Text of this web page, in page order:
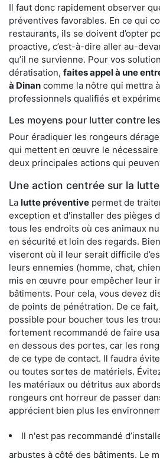
Il faut donc rapidement observer
préventives favorables. En ce qui
restaurants, ils se doivent d’opter
proactive, c’est-à-dire aller au-
qu’il ne survienne. Pour vos
dératisation, faites appel à une
à Dinan comme la nôtre qui mettra
professionnels qualifiés et
Les moyens pour lutter contre
Pour éradiquer les rongeurs
qui mettent en œuvre le nécessaire
deux principales actions qui
Une action centrée sur la
La lutte préventive permet de
exception et d'installer des pièges
tous les endroits où ces animaux
en sécurité et loin des regards.
viseront où il leur serait difficile
leurs ennemies (homme, chat,
mis en œuvre pour empêcher leur
bâtiments. Pour cela, vous devez
de points de pénétration. De ce
possible pour boucher tous les
fortement recommandé de faire
en dessous des portes, car les
de ce type de contact. Il faudra
ou toutes sortes de matériels.
les matériaux ou détritus aux
rongeurs ont horreur de passer
apprécient bien plus les
Il n'est pas recommandé
arbustes à côté des bâtiments. Le